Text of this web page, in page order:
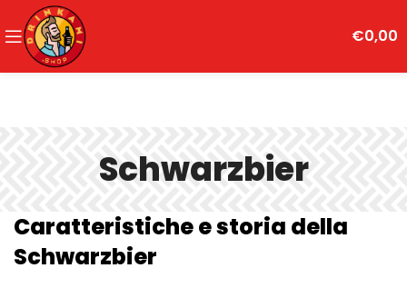
€0,00
Schwarzbier
Caratteristiche e storia della
Schwarzbier